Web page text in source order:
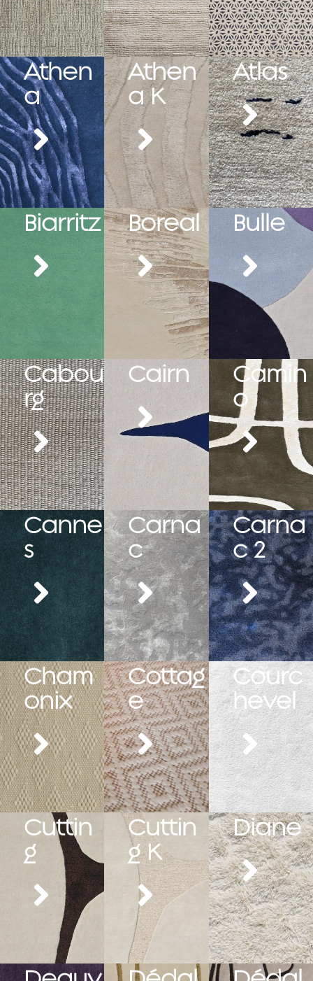
Athen
a
Athen
a K
Atlas
Biarritz Boreal Bulle
Cabou
rg
Cairn
Camin
o
Canne
s
Carna
c
Carna
c 2
Cham
onix
Cottag
e
Courc
hevel
Cuttin
g
Cuttin
g K
Diane